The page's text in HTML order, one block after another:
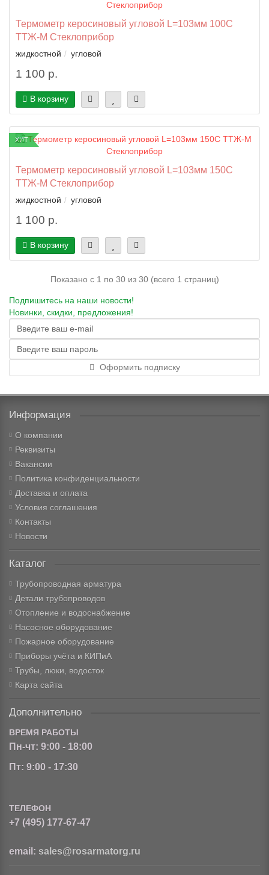
Термометр керосиновый угловой L=103мм 100C
ТТЖ-М Стеклоприбор
жидкостной угловой
1 100 р.
В корзину
ХИТ
Термометр керосиновый угловой L=103мм 150C
ТТЖ-М Стеклоприбор
жидкостной угловой
1 100 р.
В корзину
Показано с 1 по 30 из 30 (всего 1 страниц)
Подпишитесь на наши новости!
Новинки, скидки, предложения!
Оформить подписку
Информация
О компании
Реквизиты
Вакансии
Политика конфиденциальности
Доставка и оплата
Условия соглашения
Контакты
Новости
Каталог
Трубопроводная арматура
Детали трубопроводов
Отопление и водоснабжение
Насосное оборудование
Пожарное оборудование
Приборы учёта и КИПиА
Трубы, люки, водосток
Карта сайта
Дополнительно
ВРЕМЯ РАБОТЫ
Пн-чт: 9:00 - 18:00
Пт: 9:00 - 17:30
ТЕЛЕФОН
+7 (495) 177-67-47
email: sales@rosarmatorg.ru